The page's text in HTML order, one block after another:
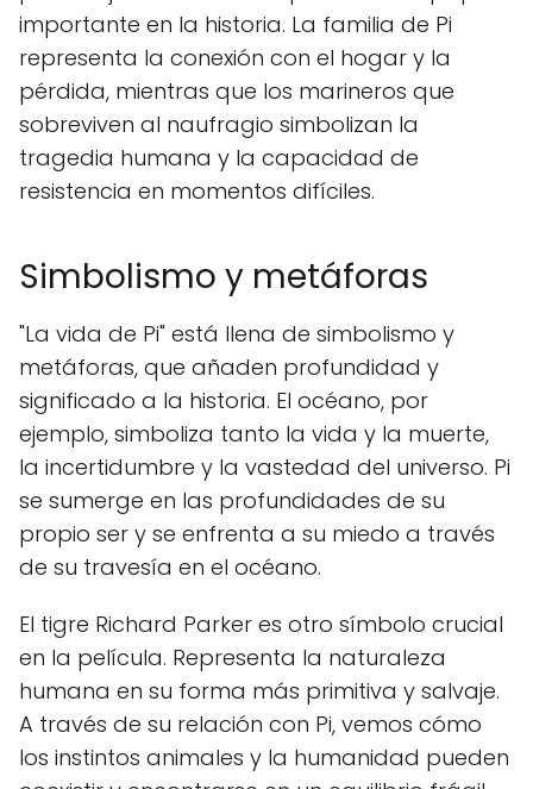
importante en la historia. La familia de Pi
representa la conexión con el hogar y la
pérdida, mientras que los marineros que
sobreviven al naufragio simbolizan la
tragedia humana y la capacidad de
resistencia en momentos difíciles.
Simbolismo y metáforas
"La vida de Pi" está llena de simbolismo y
metáforas, que añaden profundidad y
significado a la historia. El océano, por
ejemplo, simboliza tanto la vida y la muerte,
la incertidumbre y la vastedad del universo. Pi
se sumerge en las profundidades de su
propio ser y se enfrenta a su miedo a través
de su travesía en el océano.
El tigre Richard Parker es otro símbolo crucial
en la película. Representa la naturaleza
humana en su forma más primitiva y salvaje.
A través de su relación con Pi, vemos cómo
los instintos animales y la humanidad pueden